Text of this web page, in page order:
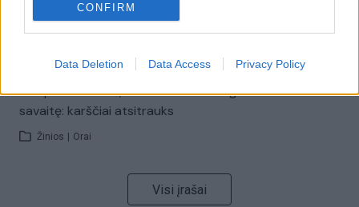
CONFIRM
Data Deletion Data Access Privacy Policy
Ukrainos politikoje: jis yra neteisus
Laidos | Nauja diena
Sinoptikai atsakė, kokiais orais užbaigsime darbo
savaitę: karščiai atsitrauks
Žinios Orai
Visi įrašai